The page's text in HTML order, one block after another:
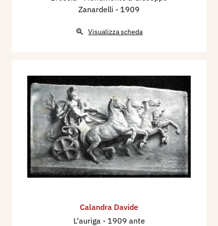
Zanardelli - 1909
Visualizza scheda
Calandra Davide
L'auriga - 1909 ante